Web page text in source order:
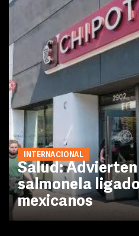
INTERNACIONAL
Salud:
salmonela
mexicanos